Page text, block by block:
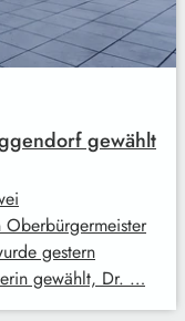
gewählt
Oberbürgermeister
gestern
gewählt, Dr. …